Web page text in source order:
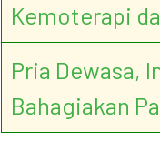
Kemoterapi
Pria Dewasa,
Bahagiakan